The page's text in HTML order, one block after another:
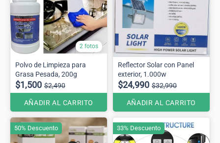
2 fotos
Polvo de Limpieza para
Grasa Pesada, 200g
$1,500 $2,490
AÑADIR AL CARRITO
Reflector Solar con Panel
exterior, 1.000w
$24,990 $32,990
AÑADIR AL CARRITO
50% Descuento 33% Descuento